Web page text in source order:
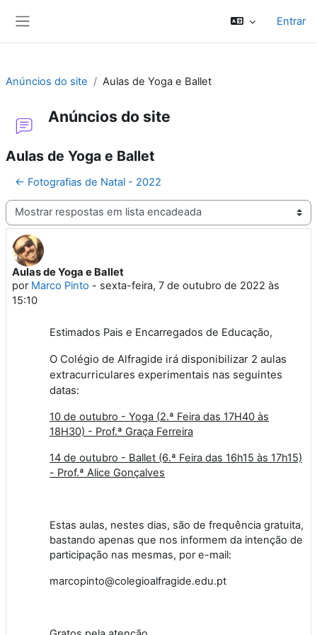
Entrar
Anúncios do site Aulas de Yoga e Ballet
Anúncios do site
Aulas de Yoga e Ballet
← Fotografias de Natal - 2022
Modo de visualização
Aulas de Yoga e Ballet
por Marco Pinto - sexta-feira, 7 de outubro de 2022 às
15:10
Número de respostas: 0
Estimados Pais e Encarregados de Educação,
O Colégio de Alfragide irá disponibilizar 2 aulas
extracurriculares experimentais nas seguintes
datas:
10 de outubro - Yoga (2.ª Feira das 17H40 às
18H30) - Prof.ª Graça Ferreira
14 de outubro - Ballet (6.ª Feira das 16h15 às 17h15)
- Prof.ª Alice Gonçalves
Estas aulas, nestes dias, são de frequência gratuita,
bastando apenas que nos informem da intenção de
participação nas mesmas, por e-mail:
marcopinto@colegioalfragide.edu.pt